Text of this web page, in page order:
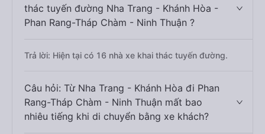
thác tuyến đường Nha Trang - Khánh Hòa -
Phan Rang-Tháp Chàm - Ninh Thuận ?
Trả lời: Hiện tại có 16 nhà xe khai thác tuyến đường.
Câu hỏi: Từ Nha Trang - Khánh Hòa đi Phan
Rang-Tháp Chàm - Ninh Thuận mất bao
nhiêu tiếng khi di chuyển bằng xe khách?